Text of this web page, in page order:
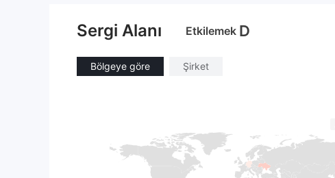
Sergi Alanı Etkilemek D
Bölgeye göre Şirket